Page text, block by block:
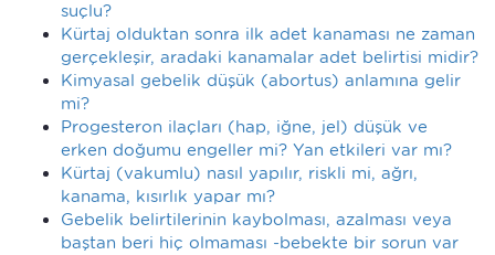
suçlu?
Kürtaj olduktan sonra ilk adet kanaması ne zaman
gerçekleşir, aradaki kanamalar adet belirtisi midir?
Kimyasal gebelik düşük (abortus) anlamına gelir
mi?
Progesteron ilaçları (hap, iğne, jel) düşük ve
erken doğumu engeller mi? Yan etkileri var mı?
Kürtaj (vakumlu) nasıl yapılır, riskli mi, ağrı,
kanama, kısırlık yapar mı?
Gebelik belirtilerinin kaybolması, azalması veya
baştan beri hiç olmaması -bebekte bir sorun var